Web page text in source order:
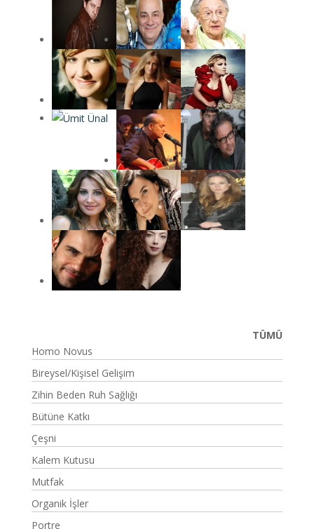
TÜMÜ
Homo Novus
Bireysel/Kişisel Gelişim
Zihin Beden Ruh Sağlığı
Bütüne Katkı
Çeşni
Kalem Kutusu
Mutfak
Organik İşler
Portre